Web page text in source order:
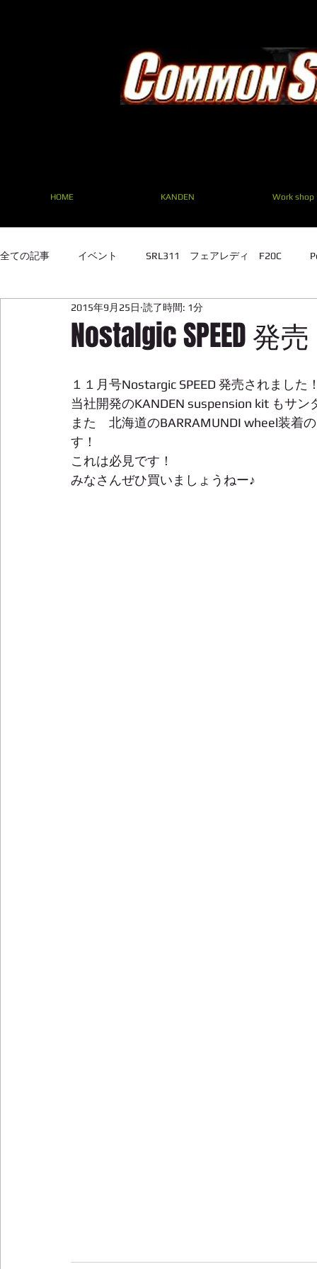
HOME KANDEN Work shop
全ての記事 イベント SRL311 フェアレディ F20C
SRL311 フェアレディ F20C TE27 ２TG
Nostalgic SPEED 発売
2015年9月25日 読了時間: 1分
１１月号Nostargic SPEED 発売されました
当社開発のKANDEN suspension kit もサ
また　北海道のBARRAMUNDI wheel装着
す！
これは必見です！
みなさんぜひ買いましょうねー♪